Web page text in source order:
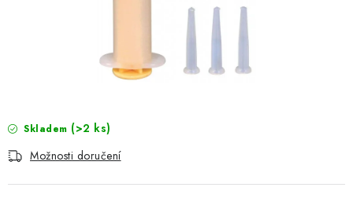
HODNOCENÍ OBCHODU
DOPRAVA PO OSTRAVĚ, HLUČÍNĚ A OKOLÍ
Skladem (>2 ks)
Možnosti doručení